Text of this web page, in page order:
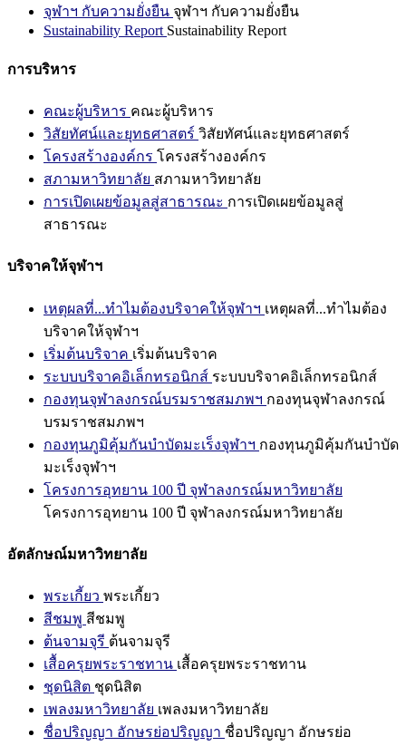
จุฬาฯ กับความยั่งยืน จุฬาฯ กับความยั่งยืน
Sustainability Report Sustainability Report
การบริหาร
คณะผู้บริหาร คณะผู้บริหาร
วิสัยทัศน์และยุทธศาสตร์ วิสัยทัศน์และยุทธศาสตร์
โครงสร้างองค์กร โครงสร้างองค์กร
สภามหาวิทยาลัย สภามหาวิทยาลัย
การเปิดเผยข้อมูลสู่สาธารณะ การเปิดเผยข้อมูลสู่
สาธารณะ
บริจาคให้จุฬาฯ
เหตุผลที่...ทำไมต้องบริจาคให้จุฬาฯ เหตุผลที่...ทำไมต้อง
บริจาคให้จุฬาฯ
เริ่มต้นบริจาค เริ่มต้นบริจาค
ระบบบริจาคอิเล็กทรอนิกส์ ระบบบริจาคอิเล็กทรอนิกส์
กองทุนจุฬาลงกรณ์บรมราชสมภพฯ กองทุนจุฬาลงกรณ์
บรมราชสมภพฯ
กองทุนภูมิคุ้มกันบำบัดมะเร็งจุฬาฯ กองทุนภูมิคุ้มกันบำบัด
มะเร็งจุฬาฯ
โครงการอุทยาน 100 ปี จุฬาลงกรณ์มหาวิทยาลัย
โครงการอุทยาน 100 ปี จุฬาลงกรณ์มหาวิทยาลัย
อัตลักษณ์มหาวิทยาลัย
พระเกี้ยว พระเกี้ยว
สีชมพู สีชมพู
ต้นจามจุรี ต้นจามจุรี
เสื้อครุยพระราชทาน เสื้อครุยพระราชทาน
ชุดนิสิต ชุดนิสิต
เพลงมหาวิทยาลัย เพลงมหาวิทยาลัย
ชื่อปริญญา อักษรย่อปริญญา ชื่อปริญญา อักษรย่อ